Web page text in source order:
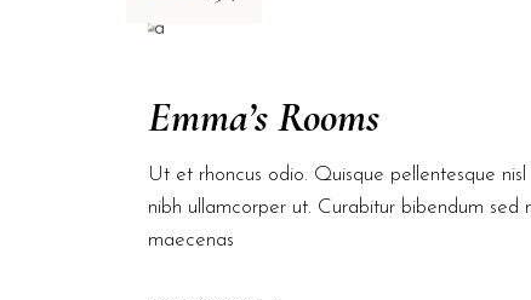
Emma’s Rooms
Ut et rhoncus odio. Quisque pellentesque
nibh ullamcorper ut. Curabitur bibendum sed
maecenas